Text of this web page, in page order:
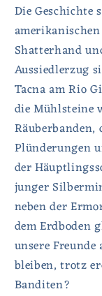
Die
Shatterhand
Aussiedlerzug
Tacna am Rio
die Mühlsteine
Plünderungen
der
junger
neben der
dem Erdboden
unsere
bleiben, trotz
Banditen?